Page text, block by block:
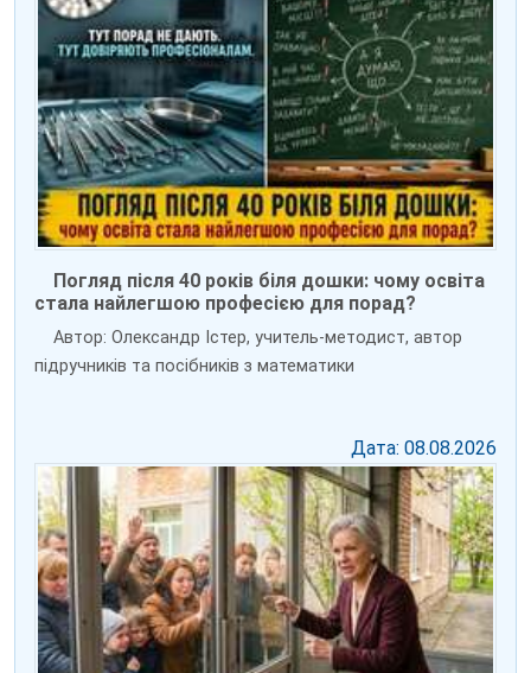
Погляд після 40 років біля дошки: чому освіта
стала найлегшою професією для порад?
Автор: Олександр Істер, учитель-методист, автор
підручників та посібників з математики
Дата: 08.08.2026